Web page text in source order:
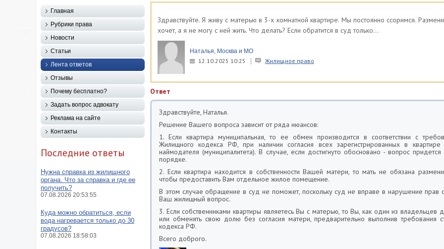
Здравствуйте. Я живу с матерью в 3-х комнатной квартире. Мы постоянно ссоримся.
хочет, а я не могу с ней жить. Что делать? Если обратится в суд только...
Наталья, Москва и МО
12.10.2025 10:25 Жилищное право
Ответ
Здравствуйте, Наталья.
Решение Вашего вопроса зависит от ряда нюансов:
1. Если квартира муниципальная, то ее обмен производится в соответствии с
Жилищного кодекса РФ, при наличии согласия всех зарегистрированных в
наймодателя (муниципалитета). В случае, если достигнуто обосновано - вопрос
порядке.
2. Если квартира находится в собственности Вашей матери, то мать не обязана
чтобы предоставить Вам отдельное жилое помещение.
В этом случае обращение в суд не поможет, поскольку суд не вправе в нарушение прав
Ваш жилищный вопрос.
3. Если собственниками квартиры являетесь Вы с матерью, то Вы, как один из владельцев
или обменять свою долю без согласия матери, предварительно выполнив требования
кодекса РФ.
Всего доброго.
Главная
Рубрики права
Новости
Статьи
Лента ответов
Отзывы
Почему бесплатно?
Задать вопрос адвокату
Реклама на сайте
Контакты
Последние ответы
Нужна справка из жилищного
органа. Что за справка и где ее
получить?
07.08.2026 20:53:55
Куда можно обратиться, если
вода нагревается только до 30
градусов?
07.08.2026 18:58:03